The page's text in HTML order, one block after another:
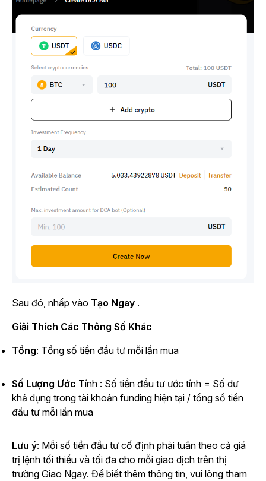
Sau đó, nhấp vào Tạo Ngay .
Giải Thích Các Thông Số Khác
Tổng: Tổng số tiền đầu tư mỗi lần mua
Số Lượng Ước Tính : Số tiền đầu tư ước tính = Số dư
khả dụng trong tài khoản funding hiện tại / tổng số tiền
đầu tư mỗi lần mua
Lưu ý: Mỗi số tiền đầu tư cố định phải tuân theo cả giá
trị lệnh tối thiểu và tối đa cho mỗi giao dịch trên thị
trường Giao Ngay. Để biết thêm thông tin, vui lòng tham